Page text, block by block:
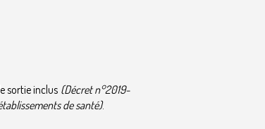
sortie inclus (Décret n°2019-
de santé).